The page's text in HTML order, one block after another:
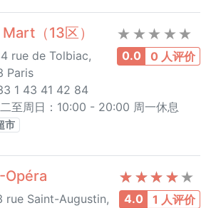
0.0 0 人评价
（13区）
rue de Tolbiac,
Paris
1 43 41 42 84
至周日：10:00 - 20:00 周一休息
市
4.0 1 人评价
Opéra
rue Saint-Augustin,